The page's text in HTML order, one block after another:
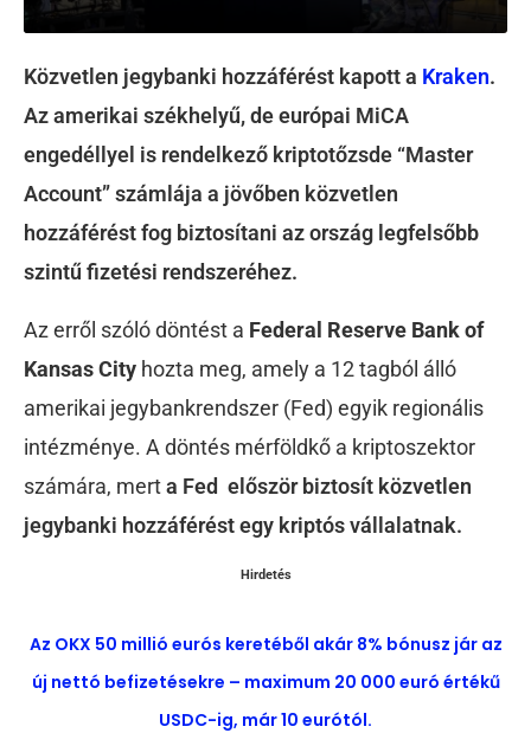
Közvetlen jegybanki hozzáférést kapott a Kraken.
Az amerikai székhelyű, de európai MiCA
engedéllyel is rendelkező kriptotőzsde “Master
Account” számlája a jövőben közvetlen
hozzáférést fog biztosítani az ország legfelsőbb
szintű fizetési rendszeréhez.
Az erről szóló döntést a Federal Reserve Bank of
Kansas City hozta meg, amely a 12 tagból álló
amerikai jegybankrendszer (Fed) egyik regionális
intézménye. A döntés mérföldkő a kriptoszektor
számára, merta Fed először biztosít közvetlen
jegybanki hozzáférést egy kriptós vállalatnak.
Hirdetés
Az OKX 50 millió eurós keretéből akár 8% bónusz jár az
új nettó befizetésekre – maximum 20 000 euró értékű
USDC-ig, már 10 eurótól.